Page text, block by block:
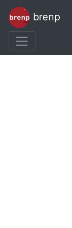
brenp